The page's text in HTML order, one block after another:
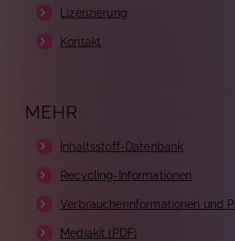
Lizenzierung
Kontakt
MEHR
Inhaltsstoff-Datenbank
Recycling-Informationen
Verbraucherinformationen und
Mediakit (PDF)